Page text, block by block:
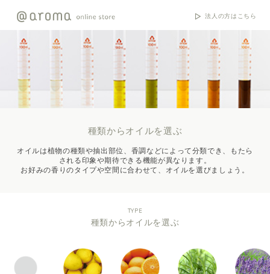
法人の方はこちら
種類からオイルを選ぶ
オイルは植物の種類や抽出部位、香調などによって分類でき、もたら
される印象や期待できる機能が異なります。
お好みの香りのタイプや空間に合わせて、オイルを選びましょう。
TYPE
種類からオイルを選ぶ